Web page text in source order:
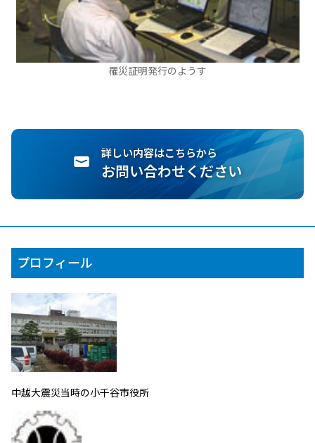
罹災証明発行のようす
詳しい内容はこちらから
お問い合わせください
プロフィール
中越大震災当時の小千谷市役所